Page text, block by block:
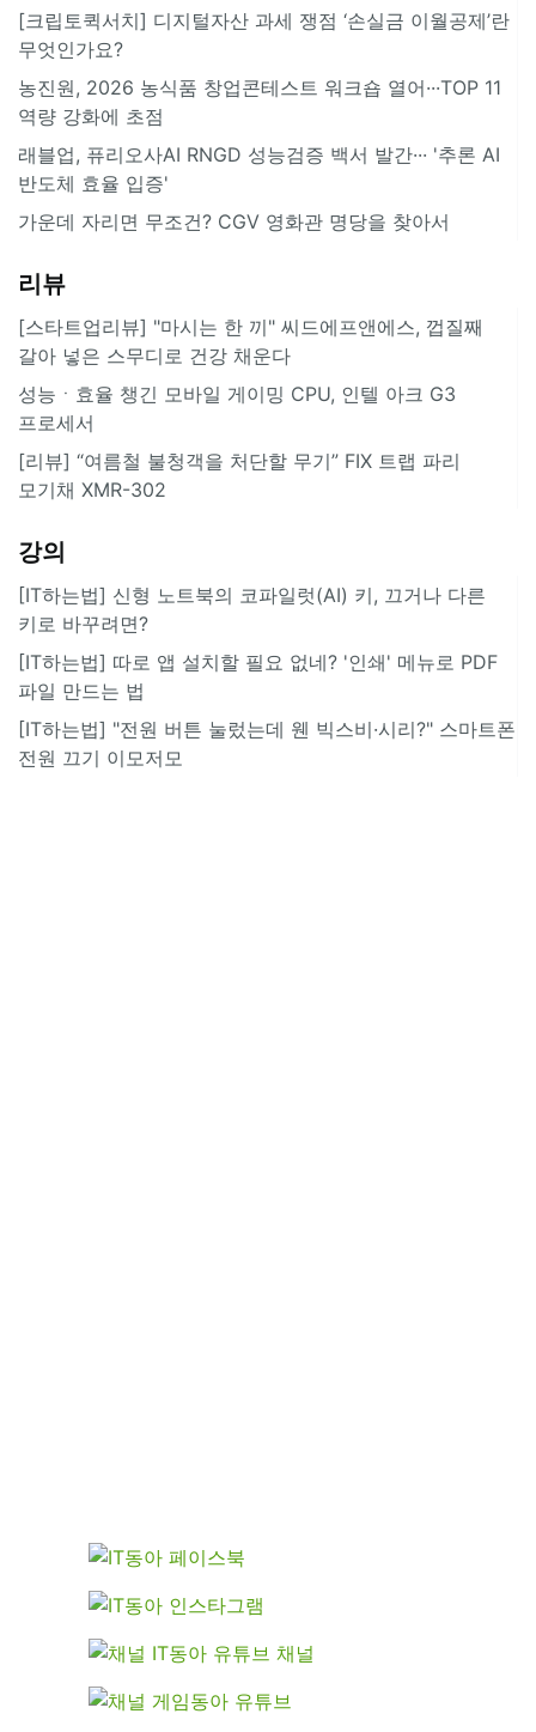
[크립토퀵서치] 디지털자산 과세 쟁점 ‘손실금 이월공제’란
무엇인가요?
농진원, 2026 농식품 창업콘테스트 워크숍 열어···TOP 11
역량 강화에 초점
래블업, 퓨리오사AI RNGD 성능검증 백서 발간··· '추론 AI
반도체 효율 입증'
가운데 자리면 무조건? CGV 영화관 명당을 찾아서
리뷰
[스타트업리뷰] "마시는 한 끼" 씨드에프앤에스, 껍질째
갈아 넣은 스무디로 건강 채운다
성능ㆍ효율 챙긴 모바일 게이밍 CPU, 인텔 아크 G3
프로세서
[리뷰] “여름철 불청객을 처단할 무기” FIX 트랩 파리
모기채 XMR-302
강의
[IT하는법] 신형 노트북의 코파일럿(AI) 키, 끄거나 다른
키로 바꾸려면?
[IT하는법] 따로 앱 설치할 필요 없네? '인쇄' 메뉴로 PDF
파일 만드는 법
[IT하는법] "전원 버튼 눌렀는데 웬 빅스비·시리?" 스마트폰
전원 끄기 이모저모